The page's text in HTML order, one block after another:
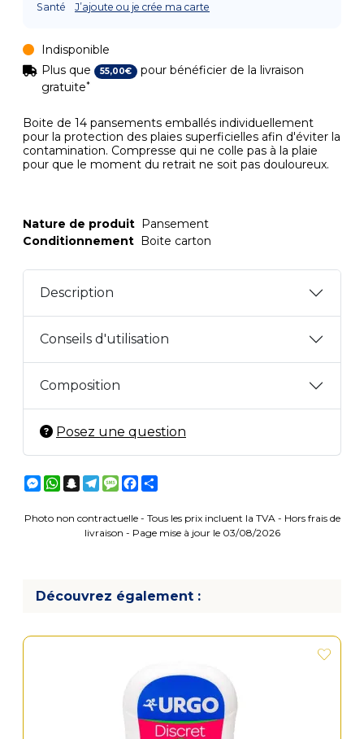
Boite de 14 pansements emballés individuellement
pour la protection des plaies superficielles afin d'éviter la
contamination. Compresse qui ne colle pas à la plaie
pour que le moment du retrait ne soit pas douloureux.
Santé
J’ajoute ou je crée ma carte
Indisponible
Plus que
55,00€ pour bénéficier de la livraison
gratuite*
Nature de produit Pansement
Conditionnement Boite carton
Description
Conseils d'utilisation
Composition
Posez une question
Messenger
WhatsApp
Snapchat
Telegram
MessageFacebook
Photo non contractuelle - Tous les prix incluent la TVA - Hors frais de
livraison - Page mise à jour le 03/08/2026
Découvrez également :